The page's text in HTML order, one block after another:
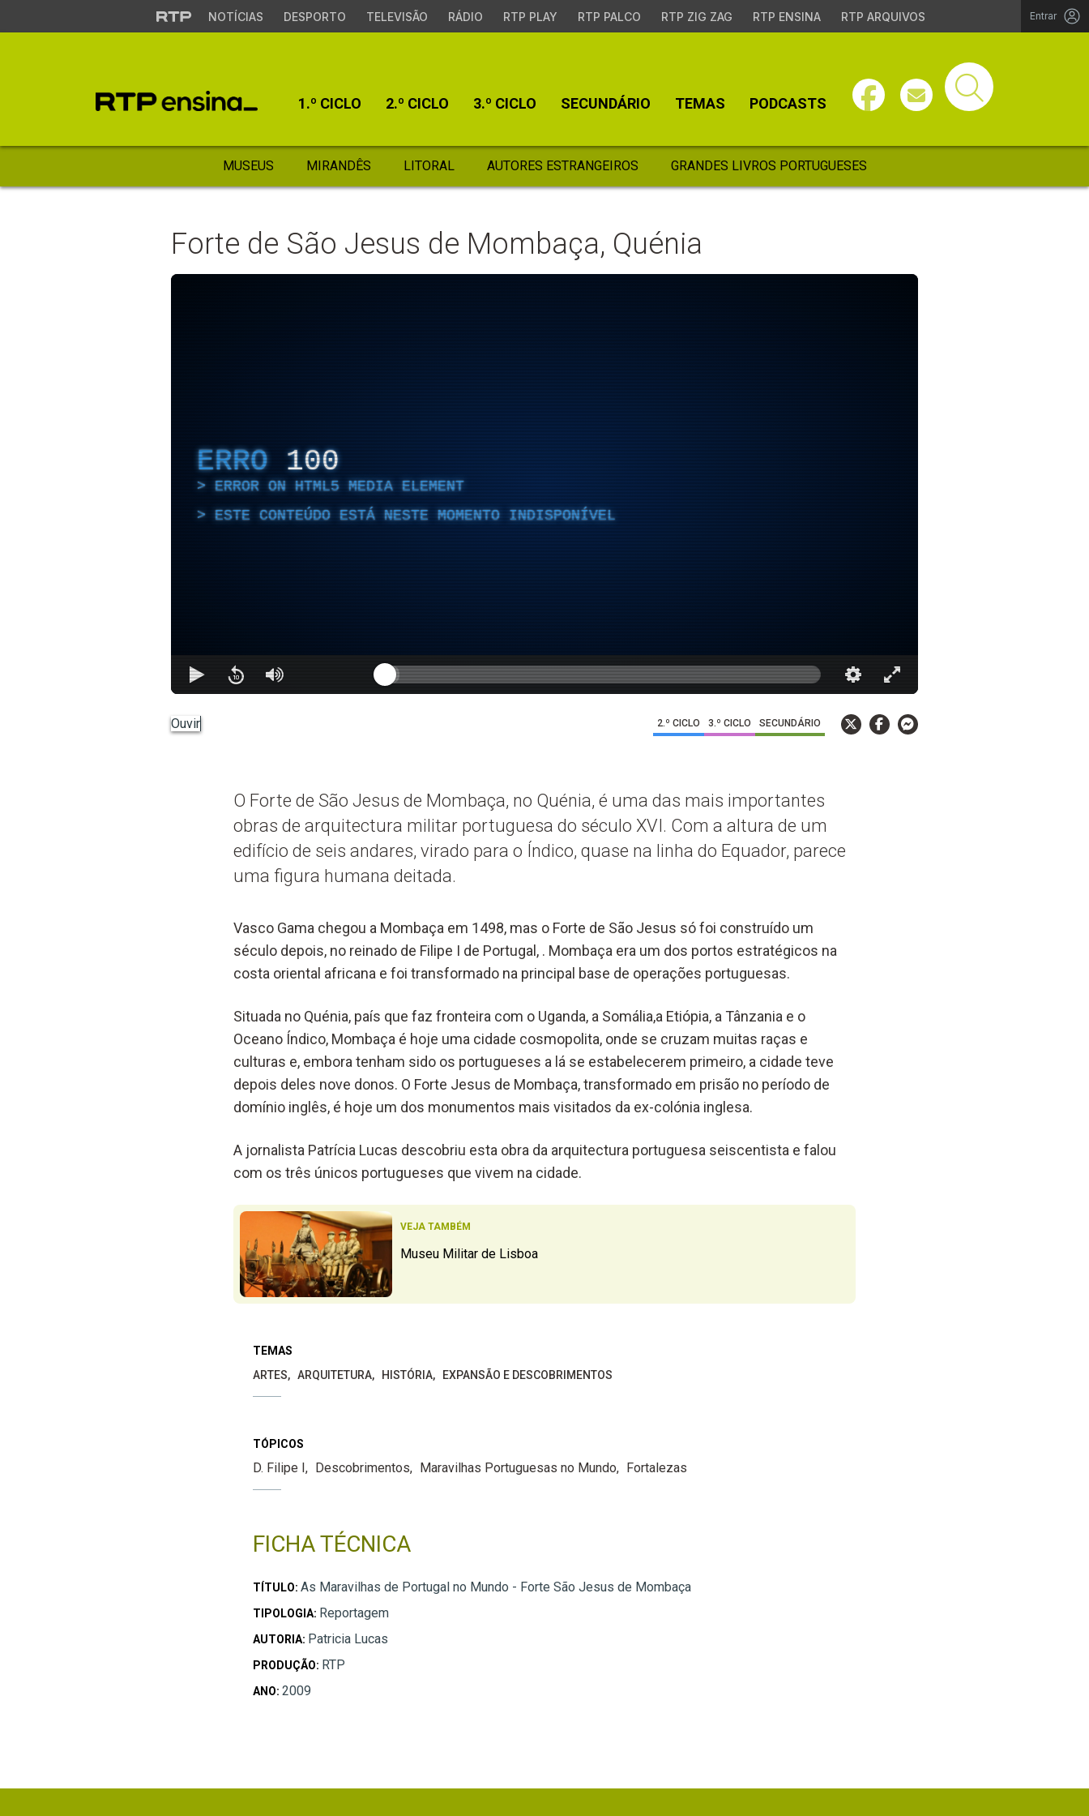
NOTÍCIAS DESPORTO TELEVISÃO RÁDIO RTP PLAY RTP PALCO RTP ZIG ZAG RTP ENSINA RTP ARQUIVOS Entrar
1.º CICLO 2.º CICLO 3.º CICLO SECUNDÁRIO TEMAS PODCASTS
MUSEUS MIRANDÊS LITORAL AUTORES ESTRANGEIROS GRANDES LIVROS PORTUGUESES
Forte de São Jesus de Mombaça, Quénia
ERRO 100
ERROR ON HTML5 MEDIA ELEMENT
ESTE CONTEÚDO ESTÁ NESTE MOMENTO INDISPONÍVEL
Ouvir 2.º CICLO 3.º CICLO SECUNDÁRIO
O Forte de São Jesus de Mombaça, no Quénia, é uma das mais importantes
obras de arquitectura militar portuguesa do século XVI. Com a altura de um
edifício de seis andares, virado para o Índico, quase na linha do Equador, parece
uma figura humana deitada.
Vasco Gama chegou a Mombaça em 1498, mas o Forte de São Jesus só foi construído um
século depois, no reinado de Filipe I de Portugal, . Mombaça era um dos portos estratégicos na
costa oriental africana e foi transformado na principal base de operações portuguesas.
Situada no Quénia, país que faz fronteira com o Uganda, a Somália,a Etiópia, a Tânzania e o
Oceano Índico, Mombaça é hoje uma cidade cosmopolita, onde se cruzam muitas raças e
culturas e, embora tenham sido os portugueses a lá se estabelecerem primeiro, a cidade teve
depois deles nove donos. O Forte Jesus de Mombaça, transformado em prisão no período de
domínio inglês, é hoje um dos monumentos mais visitados da ex-colónia inglesa.
A jornalista Patrícia Lucas descobriu esta obra da arquitectura portuguesa seiscentista e falou
com os três únicos portugueses que vivem na cidade.
VEJA TAMBÉM
Museu Militar de Lisboa
TEMAS
ARTES
ARQUITETURA HISTÓRIA EXPANSÃO E DESCOBRIMENTOS
TÓPICOS
D. Filipe I Descobrimentos Maravilhas Portuguesas no Mundo Fortalezas
FICHA TÉCNICA
TÍTULO: As Maravilhas de Portugal no Mundo - Forte São Jesus de Mombaça
TIPOLOGIA: Reportagem
AUTORIA: Patricia Lucas
PRODUÇÃO: RTP
ANO: 2009